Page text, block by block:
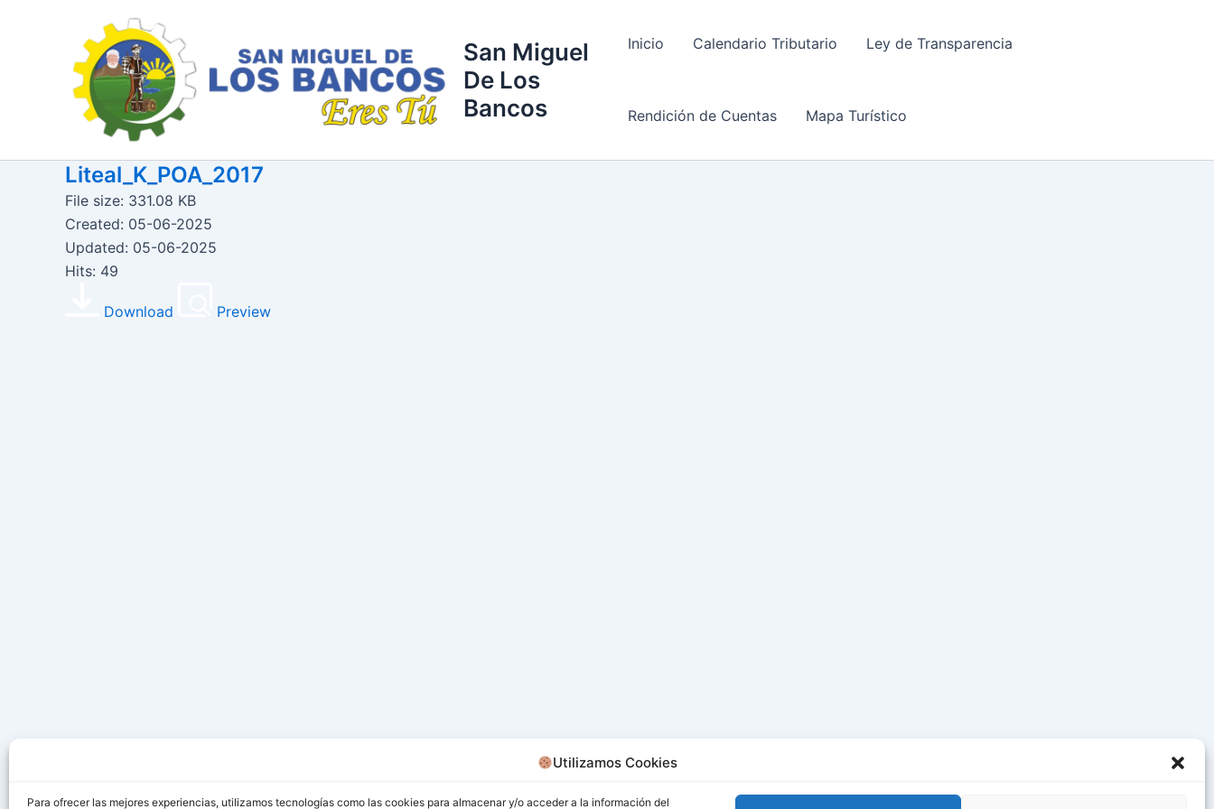
Utilizamos Cookies
Para ofrecer las mejores experiencias, utilizamos tecnologías como las cookies para almacenar y/o acceder a la información del
San Miguel
De Los
Bancos
Inicio Calendario Tributario Ley de Transparencia
Rendición de Cuentas Mapa Turístico
Liteal_K_POA_2017
File size: 331.08 KB
Created: 05-06-2025
Updated: 05-06-2025
Hits: 49
Download Preview